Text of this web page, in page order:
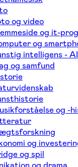
og video
og it-
og
intelligens - AI
og samfund
og -
og
og spil